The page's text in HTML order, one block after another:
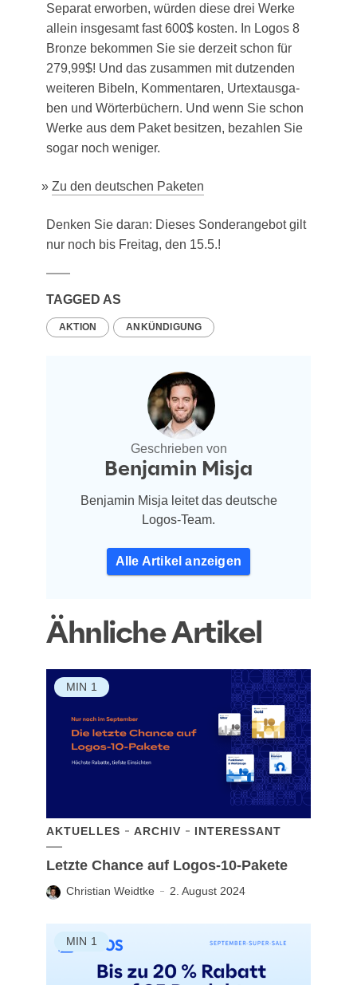
Sepa­rat erwor­ben, wür­den die­se drei Wer­ke
allein ins­ge­samt fast 600$ kos­ten. In Logos 8
Bron­ze bekom­men Sie sie der­zeit schon für
279,99$! Und das zusam­men mit dut­zen­den
wei­te­ren Bibeln, Kom­men­ta­ren, Urtext­aus­ga­
ben und Wör­ter­bü­chern. Und wenn Sie schon
Wer­ke aus dem Paket besit­zen, bezah­len Sie
sogar noch weniger.
» Zu den deut­schen Paketen
Den­ken Sie dar­an: Die­ses Son­der­an­ge­bot gilt
nur noch bis Frei­tag, den 15.5.!
TAGGED AS
AKTION ANKÜNDIGUNG
Geschrieben von
Benjamin Misja
Benjamin Misja leitet das deutsche
Logos-Team.
Alle Artikel anzeigen
Ähnliche Artikel
MIN 1
AKTUELLES ARCHIV INTERESSANT
Letzte Chance auf Logos-10-Pakete
Christian Weidtke 2. August 2024
MIN 1